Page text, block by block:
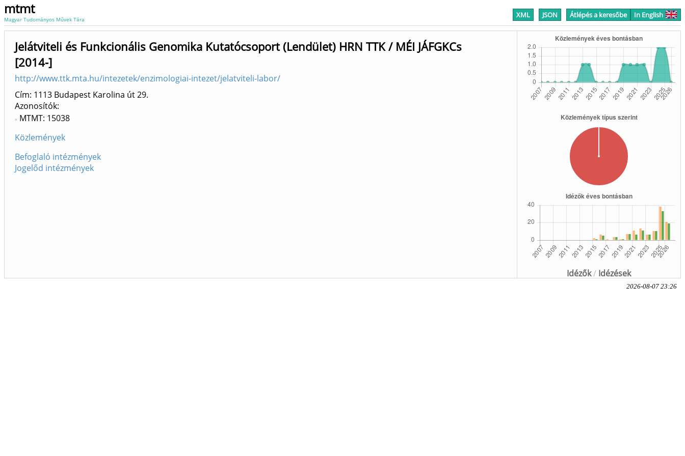
mtmt
Magyar Tudományos Művek Tára XML JSON Átlépés a keresőbe In English
Idézők/ Idézések
Jelátviteli és Funkcionális Genomika Kutatócsoport (Lendület) HRN TTK / MÉI JÁFGKCs
[2014-]
http://www.ttk.mta.hu/intezetek/enzimologiai-intezet/jelatviteli-labor/
Cím: 1113 Budapest Karolina út 29.
Azonosítók
MTMT: 15038
Közlemények
Befoglaló intézmények
Jogelőd intézmények
2026-08-07 23:26